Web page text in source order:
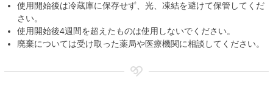
使用開始後は冷蔵庫に保存せず、光、凍結を避けて保管してくだ
さい。
使用開始後4週間を超えたものは使用しないでください。
廃棄については受け取った薬局や医療機関に相談してください。